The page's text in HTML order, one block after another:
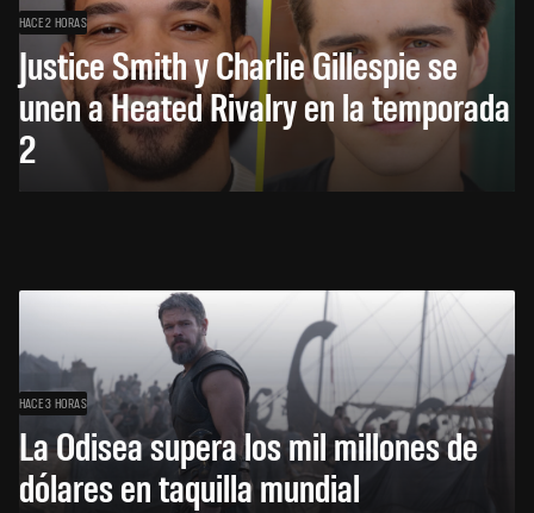
HACE 2 HORAS
Justice Smith y Charlie Gillespie se
unen a Heated Rivalry en la temporada
2
HACE 3 HORAS
La Odisea supera los mil millones de
dólares en taquilla mundial